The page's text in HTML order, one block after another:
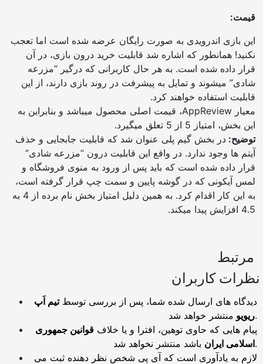
قیمت:
این بازی اندرویدی به صورت رایگان عرضه شده است اما تعجب
نکنید! همانطور که اشاره شد قابلیت خرید درون بازی، در آن
قرار داده شده است. به هر حال کاربرانی که درگیر “مزرعه
شادی” میشوند و تمایل به پیشرفت در روند بازی دارند، از این
قابلیت استفاده خواهند کرد.
معیار AppReview، قیمت اصلی محصول میباشد و بنابراین به
این بخش، امتیاز 5 از 5 تعلق میگیرد.
توضیح: در بخش گیم پلی عنوان شد که قابلیت جابجایی و حذف
آیتم ها وجود ندارد. در واقع این قابلیت درون “مزرعه شادی”
قرار داده شده است که باید پس از ورود به منوی فروشگاه و
لمس آیکونی که در گوشه پایین و سمت چپ قرار گرفته است،
به این کار اقدام کرد. به همین دلیل امتیاز بخش نام برده از 4 به
4.5 افزایش پیدا میکند.
مرتبط
نظرات کاربران
دیدگاه های ارسال شده شما، پس از بررسی توسطتیم اَپ
ریویومنتشر خواهد شد.
پیام هایی که حاوی توهین، افترا و یا خلاف قوانین جمهوری
اسلامی ایرانباشد منتشر نخواهد شد.
لازم به یادآوری است که آی پی شخص نظر دهنده ثبت می